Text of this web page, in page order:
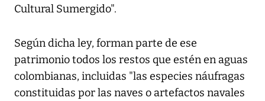
Cultural Sumergido".
Según dicha ley, forman parte de ese
patrimonio todos los restos que estén en aguas
colombianas, incluidas "las especies náufragas
constituidas por las naves o artefactos navales